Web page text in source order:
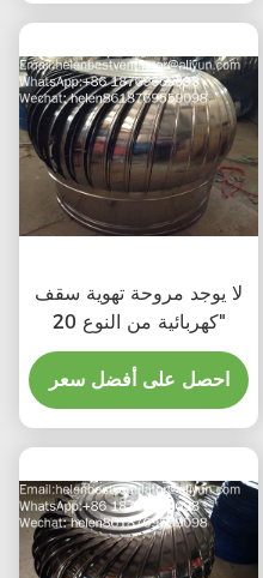
لا يوجد مروحة تهوية سقف
كهربائية من النوع 20"
احصل على أفضل سعر